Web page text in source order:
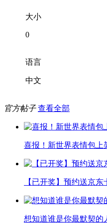
大小
0
语言
中文
官方帖子 查看全部
喜报！新世界表情包上
【已开奖】预约送京东
想知道谁是你最默契的